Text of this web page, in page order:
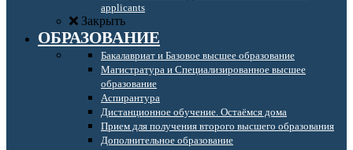
applicants
Закрыть
ОБРАЗОВАНИЕ
Бакалавриат и Базовое высшее образование
Магистратура и Специализированное высшее
образование
Аспирантура
Дистанционное обучение. Остаёмся дома
Прием для получения второго высшего образования
Дополнительное образование